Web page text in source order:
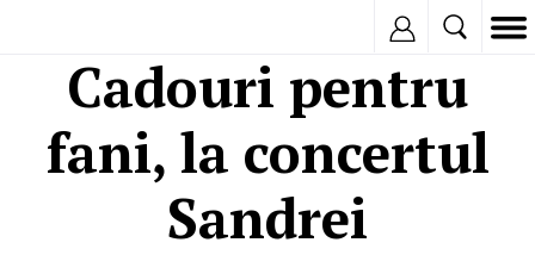
Cadouri pentru
fani, la concertul
Sandrei